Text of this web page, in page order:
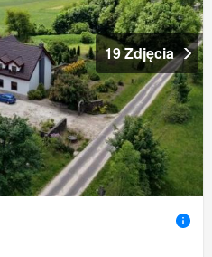
19 Zdjęcia